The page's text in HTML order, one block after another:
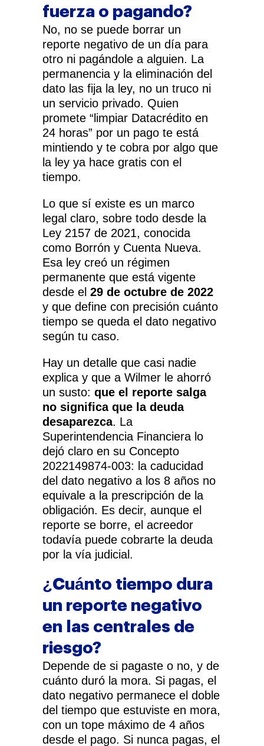
fuerza o pagando?
No, no se puede borrar un
reporte negativo de un día para
otro ni pagándole a alguien. La
permanencia y la eliminación del
dato las fija la ley, no un truco ni
un servicio privado. Quien
promete “limpiar Datacrédito en
24 horas” por un pago te está
mintiendo y te cobra por algo que
la ley ya hace gratis con el
tiempo.
Lo que sí existe es un marco
legal claro, sobre todo desde la
Ley 2157 de 2021, conocida
como Borrón y Cuenta Nueva.
Esa ley creó un régimen
permanente que está vigente
desde el 29 de octubre de 2022
y que define con precisión cuánto
tiempo se queda el dato negativo
según tu caso.
Hay un detalle que casi nadie
explica y que a Wilmer le ahorró
un susto: que el reporte salga
no significa que la deuda
desaparezca. La
Superintendencia Financiera lo
dejó claro en su Concepto
2022149874-003: la caducidad
del dato negativo a los 8 años no
equivale a la prescripción de la
obligación. Es decir, aunque el
reporte se borre, el acreedor
todavía puede cobrarte la deuda
por la vía judicial.
¿Cuánto tiempo dura
un reporte negativo
en las centrales de
riesgo?
Depende de si pagaste o no, y de
cuánto duró la mora. Si pagas, el
dato negativo permanece el doble
del tiempo que estuviste en mora,
con un tope máximo de 4 años
desde el pago. Si nunca pagas, el